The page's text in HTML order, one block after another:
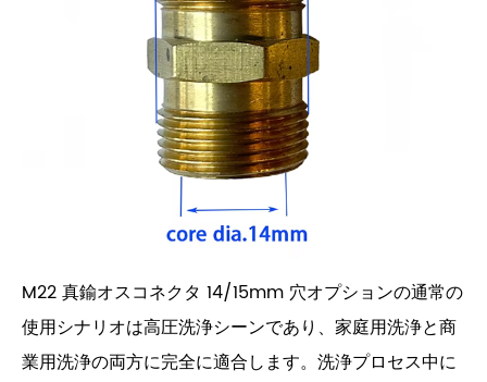
M22 真鍮オスコネクタ 14/15mm 穴オプションの通常の
使用シナリオは高圧洗浄シーンであり、家庭用洗浄と商
業用洗浄の両方に完全に適合します。洗浄プロセス中に